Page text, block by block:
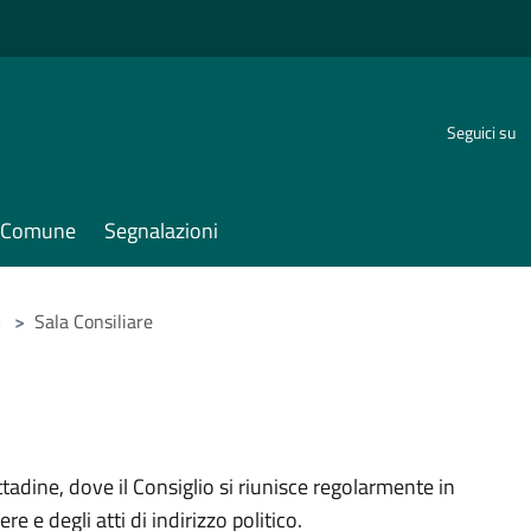
Seguici su
Segnalazioni
> Sala Consiliare
dove il Consiglio si riunisce regolarmente in
e degli atti di indirizzo politico.